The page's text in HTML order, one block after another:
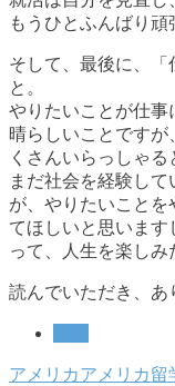
もうひとふんばり頑
そして、最後に、「
と。
やりたいことが仕事
晴らしいことですが
くさんいらっしゃる
まだ社会を経験し
が、やりたいことを
てほしいと思いま
って、人生を楽しみ
読んでいただき、あ
アメリカアメリカ留